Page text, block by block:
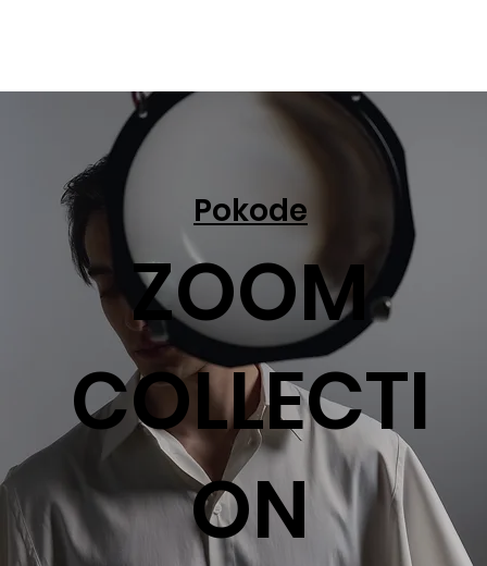
Pokode
ZOOM
COLLECTI
ON